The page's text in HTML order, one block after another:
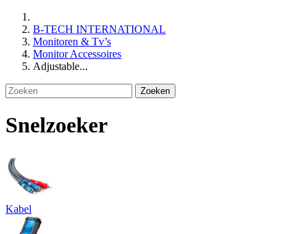
B-TECH INTERNATIONAL
Monitoren & Tv’s
Monitor Accessoires
Adjustable...
Zoeken
Snelzoeker
Kabel